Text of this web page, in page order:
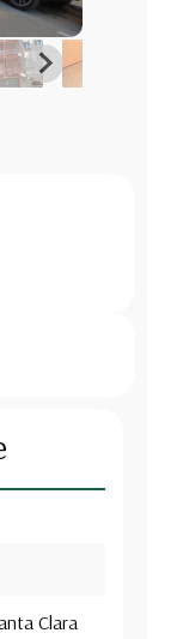
Clara